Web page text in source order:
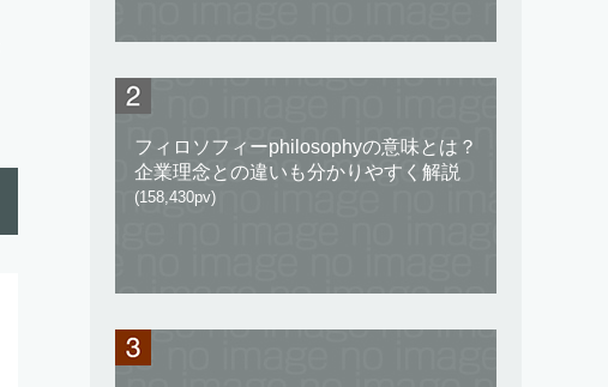
フィロソフィーphilosophyの意味とは？
企業理念との違いも分かりやすく解説
(158,430pv)